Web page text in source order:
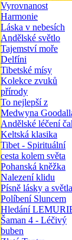
Vyrovnanost
Harmonie
Láska v nebesích
Andělské světlo
Tajemství moře
Delfíni
Tibetské mísy
Kolekce zvuků
přírody
To nejlepší z
Medwyna
Andělské léčení
Keltská klasika
Tibet - Spirituální
cesta kolem světa
Pohanská kněžka
Nalezení klidu
Písně lásky a světla
Políbení Sluncem
Hledání
Šaman 4 - Léčivý
buben